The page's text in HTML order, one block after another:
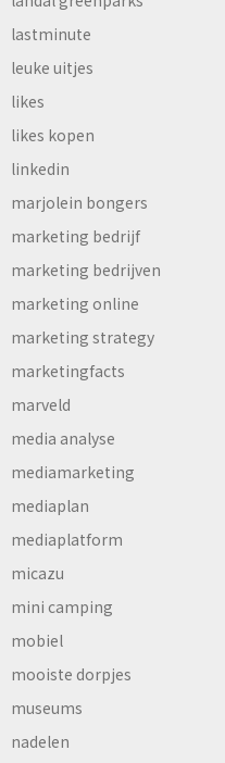
lastminute
leuke uitjes
likes
likes kopen
linkedin
marjolein bongers
marketing bedrijf
marketing bedrijven
marketing online
marketing strategy
marketingfacts
marveld
media analyse
mediamarketing
mediaplan
mediaplatform
micazu
mini camping
mobiel
mooiste dorpjes
museums
nadelen